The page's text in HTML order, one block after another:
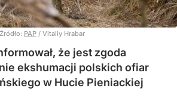
PAP / Vitaliy Hrabar
że jest zgoda
ekshumacji polskich ofiar
w Hucie Pieniackiej